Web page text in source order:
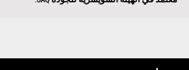
الجودة INQAAHE الأوروبية. الاكاديمية هي عضو